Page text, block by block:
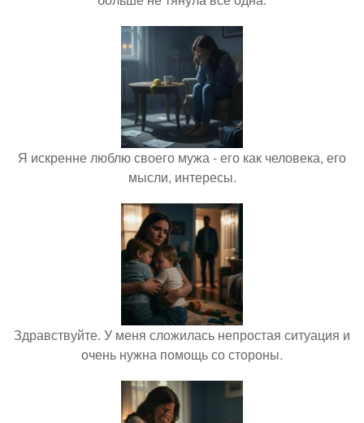
Я искренне люблю своего мужа - его как человека, его
мысли, интересы.
Здравствуйте. У меня сложилась непростая ситуация и
очень нужна помощь со стороны.